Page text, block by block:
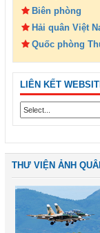
Biên phòng
Hải quân Việt
Quốc phòng
LIÊN KẾT
THƯ VIỆN ẢNH